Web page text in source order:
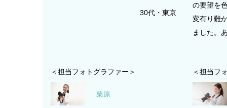
30代・東京
＜担当フォトグラファー＞
栗原
の要望を
変有り難
ました。
＜担当フ